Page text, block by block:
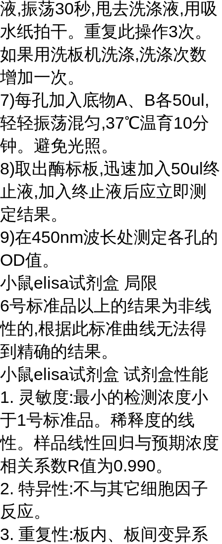
液,振荡30秒,甩去洗涤液,用吸
水纸拍干。重复此操作3次。
如果用洗板机洗涤,洗涤次数
增加一次。
7)每孔加入底物A、B各50ul,
轻轻振荡混匀,37℃温育10分
钟。避免光照。
8)取出酶标板,迅速加入50ul终
止液,加入终止液后应立即测
定结果。
9)在450nm波长处测定各孔的
OD值。
小鼠elisa试剂盒 局限
6号标准品以上的结果为非线
性的,根据此标准曲线无法得
到精确的结果。
小鼠elisa试剂盒 试剂盒性能
1. 灵敏度:最小的检测浓度小
于1号标准品。稀释度的线
性。样品线性回归与预期浓度
相关系数R值为0.990。
2. 特异性:不与其它细胞因子
反应。
3. 重复性:板内、板间变异系